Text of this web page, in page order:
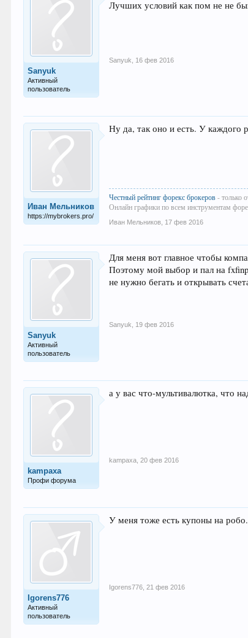
Sanyuk
Активный
пользователь
Лучших условий как пом не не
Sanyuk 16 фев 2016
Иван Мельников
https://mybrokers.pro/
Ну да, так оно и есть. У каждого
Честный рейтинг форекс брокеров- только
Онлайн графики по всем инструментам
Иван Мельников 17 фев 2016
Sanyuk
Активный
пользователь
Для меня вот главное чтобы
Поэтому мой выбор и пал на
не нужно бегать и открывать
Sanyuk 19 фев 2016
kampaxa
Профи форума
а у вас что-мультивалютка, что
kampaxa 20 фев 2016
Igorens776
Активный
пользователь
У меня тоже есть купоны на
Igorens776 21 фев 2016